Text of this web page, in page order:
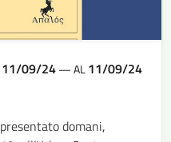
11/09/24—AL11/09/24
domani,